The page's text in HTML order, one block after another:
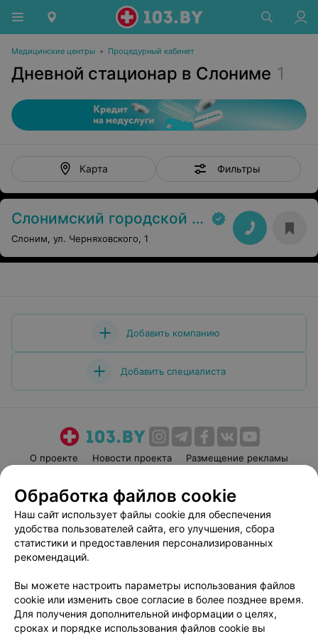
Медицинские центры • Процедурный кабинет
Дневной стационар в Слониме 1
Карта Фильтры
Слонимский городской диспансер спортивной медицины
Слоним, ул. Черняховского, 1
Добавить компанию
Добавить специалиста
О проекте Новости проекта
Размещение рекламы
Пользовательское соглашение
Способы оплаты
Вакансии
Партнеры
Написать руководителю 103.by
Обработка персональных данных
Обработка файлов cookie
Наш сайт использует файлы cookie для обеспечения
удобства пользователей сайта, его улучшения, сбора
статистики и предоставления персонализированных
рекомендаций.
Вы можете настроить параметры использования файлов
cookie или изменить свое согласие в более позднее время.
Для получения дополнительной информации о целях,
сроках и порядке использования файлов cookie вы